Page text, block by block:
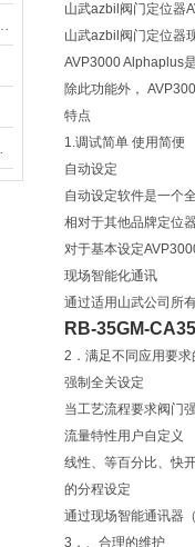
山武azbil阀门定位器
山武azbil阀门定位器
AVP3000 Alphaplus
除此功能外，
特点
1.调试简单 使用简便
自动设定
自动设定软件是一个
相对于其他品牌定位
对于基本设定
现场智能化通讯
通过适用山武公司所
RB-35GM-
2．满足不同应用要求
强制全关设定
当工艺流程要求阀门
流量特性用户自定义
线性、等百分比、快
的分程设定
通过现场智能通讯器
3．、合理的维护